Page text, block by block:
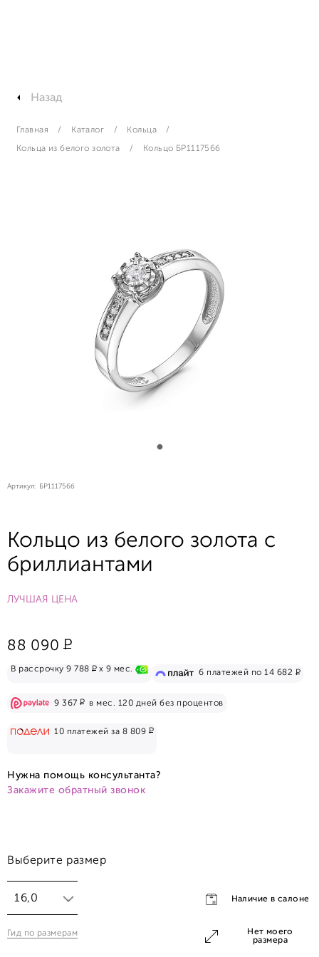
Назад
Главная Каталог Кольца
Кольца из белого золота Кольцо БР111756б
Артикул: БР111756б
Кольцо из белого золота с
бриллиантами
ЛУЧШАЯ ЦЕНА
88 090 Р
В рассрочку 9 788 Рx 9 мес. 6 платежей по 14 682 Р
9 367 Рв мес. 120 дней без процентов
10 платежей за 8 809 Р
Нужна помощь консультанта?
Закажите обратный звонок
Выберите размер
16,0
16,0
Гид по размерам
Нет моего
размера
Наличие в салоне